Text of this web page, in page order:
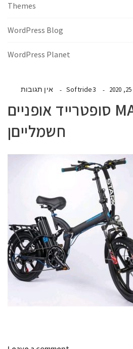
Softride3 אין תגובות
MACH 5 סופטרייד אופניים
חשמלייםן
Themes
WordPress Blog
WordPress Planet